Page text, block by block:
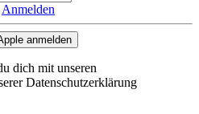
Anmelden
anmelden
dich mit unseren
Datenschutzerklärung